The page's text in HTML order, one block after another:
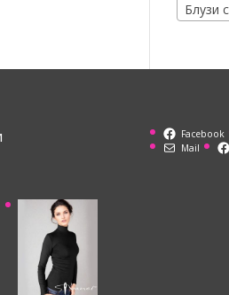
Блузи
Facebook
Mail